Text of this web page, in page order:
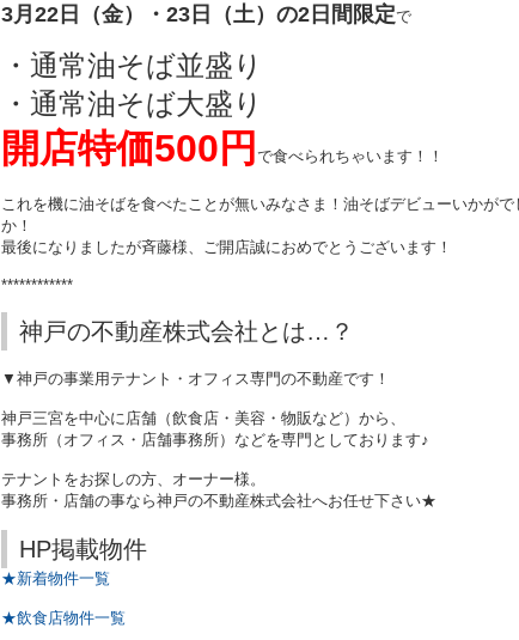
3月22日（金）・23日（土）の2日間限定で
・通常油そば並盛り
・通常油そば大盛り
開店特価500円 で食べられちゃいます！！
これを機に油そばを食べたことが無いみなさま！油そばデビューいかがで
か！
最後になりましたが斉藤様、ご開店誠におめでとうございます！
************
神戸の不動産株式会社とは…？
▼神戸の事業用テナント・オフィス専門の不動産です！
神戸三宮を中心に店舗（飲食店・美容・物販など）から、
事務所（オフィス・店舗事務所）などを専門としております♪
テナントをお探しの方、オーナー様。
事務所・店舗の事なら神戸の不動産株式会社へお任せ下さい★
HP掲載物件
★新着物件一覧
★飲食店物件一覧